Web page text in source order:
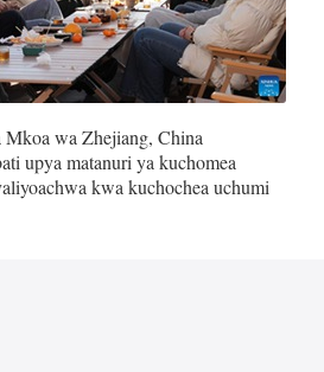
wa Zhejiang, China
upya matanuri ya kuchomea
kwa kuchochea uchumi